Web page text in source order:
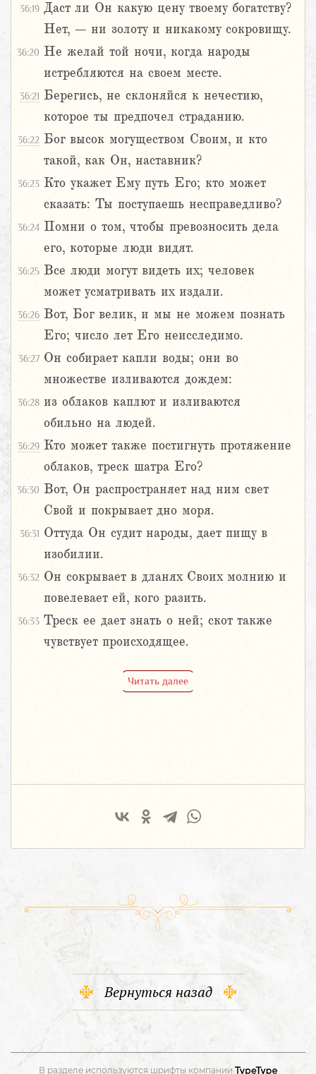
36:19 Даст ли Он какую цену твоему богатству?
Нет, – ни золоту и никакому сокровищу.
36:20 Не желай той ночи, когда народы
истребляются на своем месте.
36:21 Берегись, не склоняйся к нечестию,
которое ты предпочел страданию.
36:22 Бог высок могуществом Своим, и кто
такой, как Он, наставник?
36:23 Кто укажет Ему путь Его; кто может
сказать: Ты поступаешь несправедливо?
36:24 Помни о том, чтобы превозносить дела
его, которые люди видят.
36:25 Все люди могут видеть их; человек
может усматривать их издали.
36:26 Вот, Бог велик, и мы не можем познать
Его; число лет Его неисследимо.
36:27 Он собирает капли воды; они во
множестве изливаются дождем:
36:28 из облаков каплют и изливаются
обильно на людей.
36:29 Кто может также постигнуть протяжение
облаков, треск шатра Его?
36:30 Вот, Он распространяет над ним свет
Свой и покрывает дно моря.
36:31 Оттуда Он судит народы, дает пищу в
изобилии.
36:32 Он сокрывает в дланях Своих молнию и
повелевает ей, кого разить.
36:33 Треск ее дает знать о ней; скот также
чувствует происходящее.
Читать далее
Вернуться назад
В разделе используются шрифты компании